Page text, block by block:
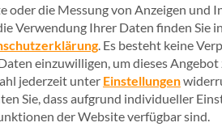
beeindruckende
aller Größenordnungen
haben wir
konkreten Beispielen inspirieren
Digitalisierung
oder die Messung von Anzeigen und
Verwendung Ihrer Daten finden Sie
. Es besteht keine
einzuwilligen, um dieses Angebot
jederzeit unter Einstellungen
Sie, dass aufgrund individueller
der Website verfügbar sind.